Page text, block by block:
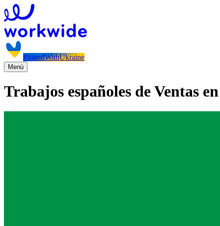
#StandWithUkraine
Menú
Trabajos españoles de Ventas